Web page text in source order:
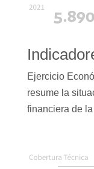
Ejercicio
resume la
financiera de